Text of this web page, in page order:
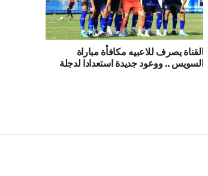
القناة يصرف للاعبيه مكافأة مباراة
السويس .. ووعود جديدة استعدادا لدجلة